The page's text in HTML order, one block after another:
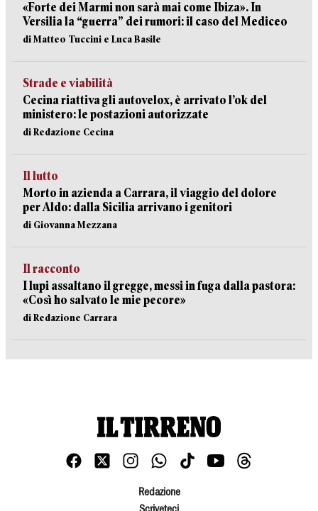
«Forte dei Marmi non sarà mai come Ibiza». In
Versilia la “guerra” dei rumori: il caso del Mediceo
di Matteo Tuccini e Luca Basile
Strade e viabilità
Cecina riattiva gli autovelox, è arrivato l’ok del
ministero: le postazioni autorizzate
di Redazione Cecina
Il lutto
Morto in azienda a Carrara, il viaggio del dolore
per Aldo: dalla Sicilia arrivano i genitori
di Giovanna Mezzana
Il racconto
I lupi assaltano il gregge, messi in fuga dalla pastora:
«Così ho salvato le mie pecore»
di Redazione Carrara
Redazione